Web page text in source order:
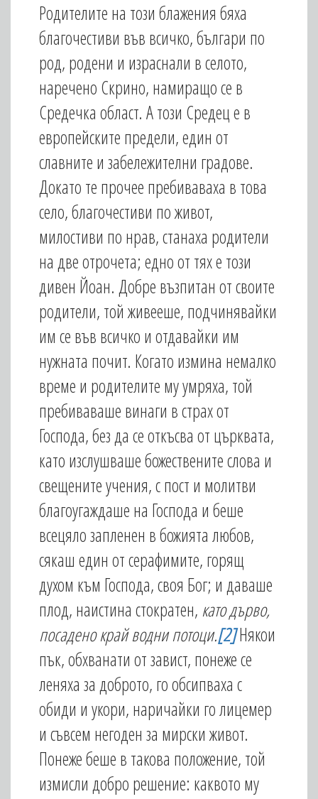
Родителите на този блажения бяха
благочестиви във всичко, българи по
род, родени и израснали в селото,
наречено Скрино, намиращо се в
Средечка област. А този Средец е в
европейските предели, един от
славните и забележителни градове.
Докато те прочее пребиваваха в това
село, благочестиви по живот,
милостиви по нрав, станаха родители
на две отрочета; едно от тях е този
дивен Йоан. Добре възпитан от своите
родители, той живееше, подчинявайки
им се във всичко и отдавайки им
нужната почит. Когато измина немалко
време и родителите му умряха, той
пребиваваше винаги в страх от
Господа, без да се откъсва от църквата,
като изслушваше божествените слова и
свещените учения, с пост и молитви
благоугаждаше на Господа и беше
всецяло запленен в божията любов,
сякаш един от серафимите, горящ
духом към Господа, своя Бог; и даваше
плод, наистина стократен, като дърво,
посадено край водни потоци.[2]Някои
пък, обхванати от завист, понеже се
леняха за доброто, го обсипваха с
обиди и укори, наричайки го лицемер
и съвсем негоден за мирски живот.
Понеже беше в такова положение, той
измисли добро решение: каквото му